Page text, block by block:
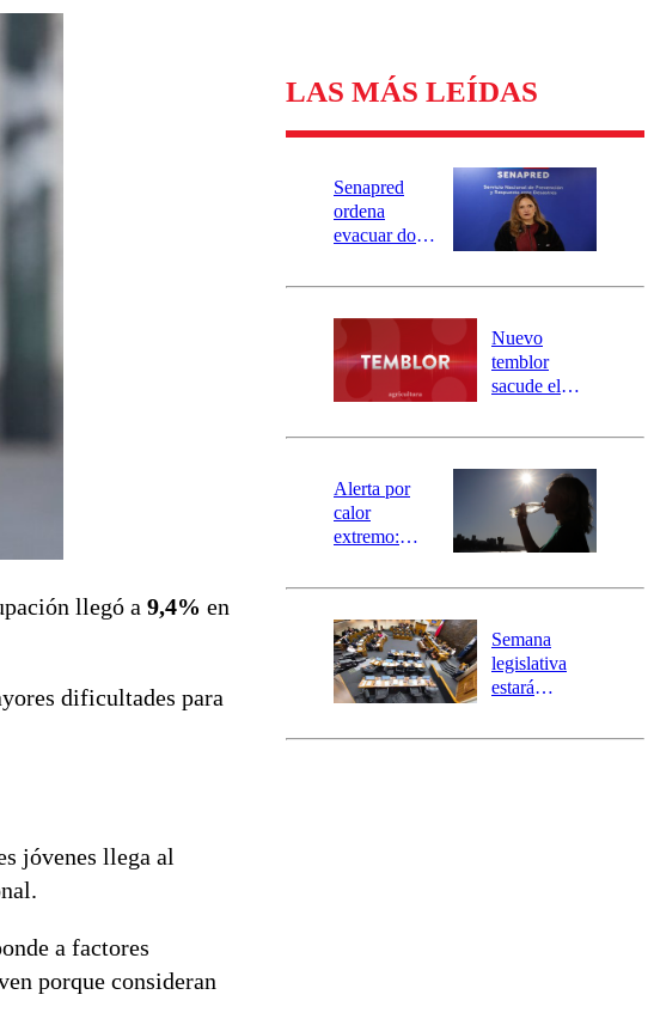
llegó a 9,4% en
dificultades para
jóvenes llega al
a factores
porque consideran
LAS MÁS LEÍDAS
Senapred
ordena
evacuar dos
Carahue por
río Damas:
activa
mensajería
SAE
Nuevo
temblor
sacude el
revisa la
epicentro
Alerta por
calor
extremo:
activa Alerta
Preventiva en
tres comunas
Semana
legislativa
estará
el fin de la